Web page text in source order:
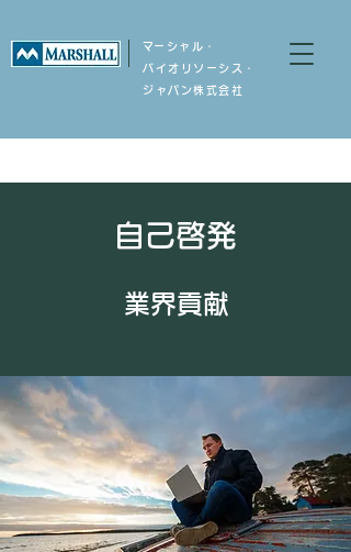
​マーシャル・
バイオリソーシス・
ジャパン株式会社
自己啓発
業界貢献